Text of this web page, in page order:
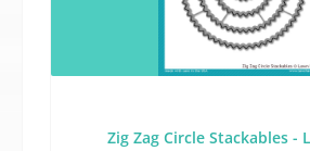
Zig Zag Circle Stackables -